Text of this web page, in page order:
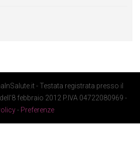
- Testata registrata presso il
febbraio 2012 P.IVA 04722080969 -
- Preferenze